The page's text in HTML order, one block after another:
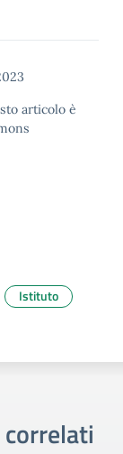
articolo è
Istituto